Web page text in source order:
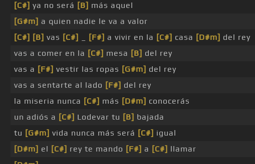
[C#] ya no será [B] más aquel
[G#m] a quien nadie le va a valor
[C#] [B] vas [C#] [F#] a vivir en la [C#] casa [D#m] del rey
vas a comer en la [C#] mesa [B] del rey
vas a [F#] vestir las ropas [G#m] del rey
vas a sentarte al lado [F#] del rey
la miseria nunca [C#] más [D#m] conocerás
un adiós a [C#] Lodevar tu [B] bajada
tu [G#m] vida nunca más será [C#] igual
[D#m] el [C#] rey te mando [F#] a [C#] llamar